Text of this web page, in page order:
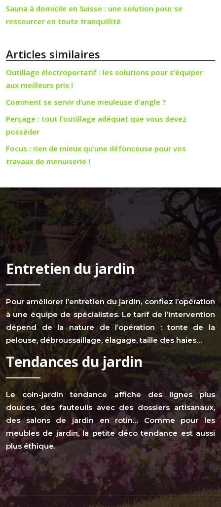
Sauna à domicile en Suisse : une solution pour se
ressourcer en toute tranquillité
Articles similaires
Outillage électroportatif : les solutions pour s’équiper
aux meilleurs prix !
Comment se servir d’une meuleuse d’angle ?
Perçage : tout l’outillage adéquat que vous devez
posséder
Focus : rien de mieux qu’une défonceuse pour vos
travaux de menuiserie !
Entretien du jardin
Pour améliorer l’entretien du jardin, confiez l’opération
à une équipe de spécialistes. Le tarif de l’intervention
dépend de la nature de l’opération : tonte de la
pelouse, débroussaillage, élagage, taille des haies…
Tendances du jardin
Le coin-jardin tendance affiche des lignes plus
douces, des fauteuils avec des dossiers artisanaux,
des salons de jardin en rotin… Comme pour les
meubles de jardin, la petite déco tendance est aussi
plus éthique.